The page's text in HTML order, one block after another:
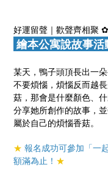
好運留聲｜歡聲齊相聚 ✿
繪本公寓說故事活
某天，鴨子頭頂長出一
不要煩惱，煩惱反而越
菇，那會是什麼顏色、
分享她所創作的故事，
屬於自己的煩惱香菇。
★報名成功可參加「一
額滿為止！ ★